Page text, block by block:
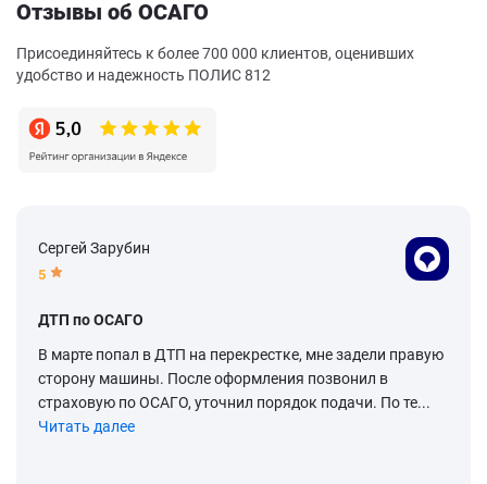
Отзывы об ОСАГО
Присоединяйтесь к более 700 000 клиентов, оценивших
удобство и надежность ПОЛИС 812
Сергей Зарубин
5
ДТП по ОСАГО
В марте попал в ДТП на перекрестке, мне задели правую
сторону машины. После оформления позвонил в
страховую по ОСАГО, уточнил порядок подачи. По те...
Читать далее